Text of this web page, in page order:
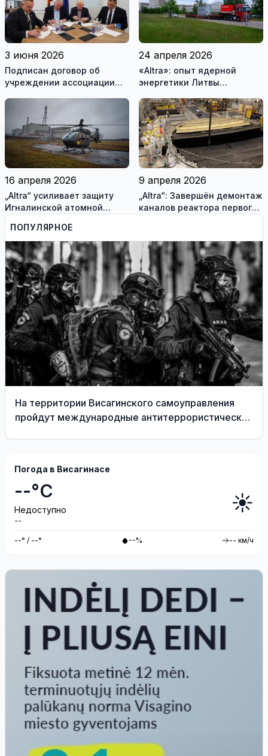
3 июня 2026
Подписан договор об
учреждении ассоциации
24 апреля 2026
«Altra»: опыт ядерной
энергетики Литвы
(фотогалерея)
16 апреля 2026
„Altra“ усиливает защиту
Игналинской атомной
электростанции и
оценивает новые риски
9 апреля 2026
„Altra“: Завершён демонтаж
каналов реактора первого
ПОПУЛЯРНОЕ
На территории Висагинского самоуправления
пройдут международные антитеррористические
Погода в Висагинасе
--°C
Недоступно
--
☀️
--° / --° --% -- км/ч